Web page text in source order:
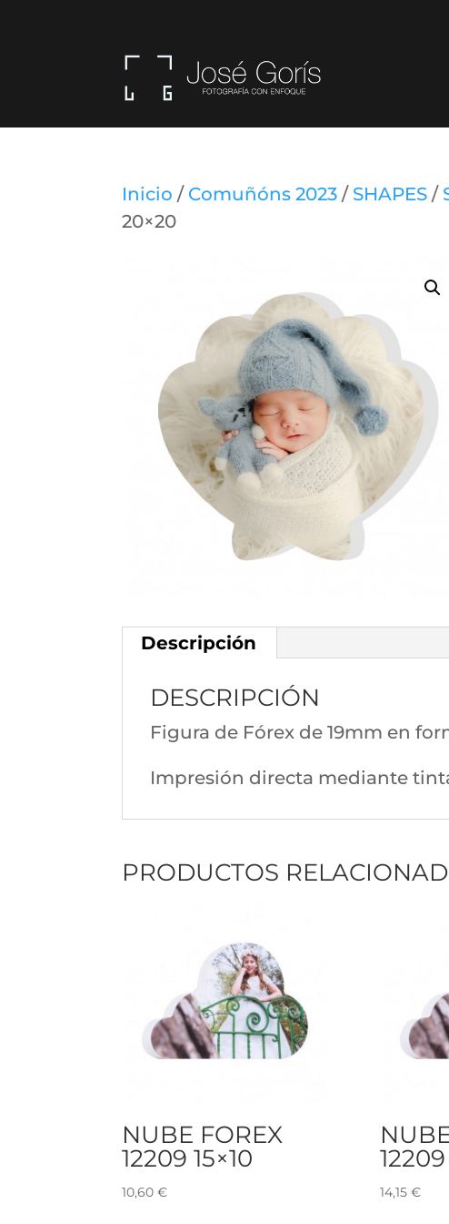
Inicio / Comuñóns 2023 / SHAPES /
20×20
Descripción
DESCRIPCIÓN
Figura de Fórex de 19mm en
Impresión directa mediante
PRODUCTOS
NUBE FOREX
12209 15×10
10,60€ 14,15 €